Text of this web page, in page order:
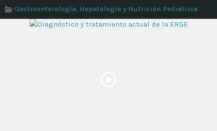
Gastroenterología, Hepatología y Nutrición Pediátrica